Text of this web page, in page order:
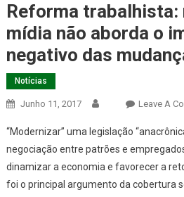
Reforma trabalhista:
mídia não aborda o
negativo das
Notícias
Junho 11, 2017 Leave A
“Modernizar” uma legislação
negociação entre patrões e
dinamizar a economia e favorecer a
foi o principal argumento da cobertura